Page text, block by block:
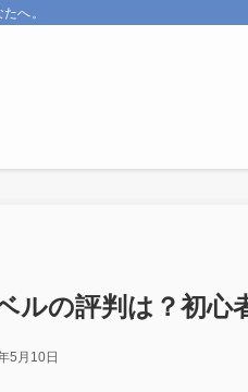
へ。
ルの評判は？初心
5月10日